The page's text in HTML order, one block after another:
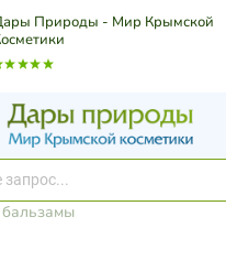
Природы - Мир Крымской